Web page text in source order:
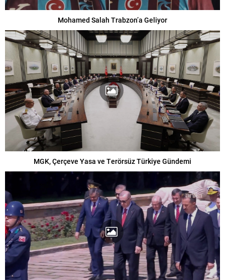
Mohamed Salah Trabzon’a Geliyor
MGK, Çerçeve Yasa ve Terörsüz Türkiye Gündemi